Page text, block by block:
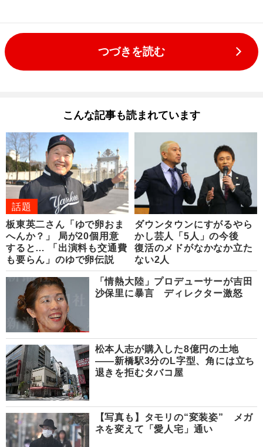
つづきを読む
こんな記事も読まれています
話題
板東英二さん「ゆで卵おま
へんか？」 局が20個用意
すると… 「出演料も交通費
も要らん」のゆで卵伝説
ダウンタウンにすがるやら
かし芸人「5人」の今後
復活のメドがなかなか立た
ない2人
「情熱大陸」プロデューサーが吉田
沙保里に暴言 ディレクター激怒
松本人志が購入した8億円の土地
――新橋駅3分のL字型、角には立ち
退きを拒むタバコ屋
【写真も】タモリの“変装姿” メガ
ネを変えて「愛人宅」通い